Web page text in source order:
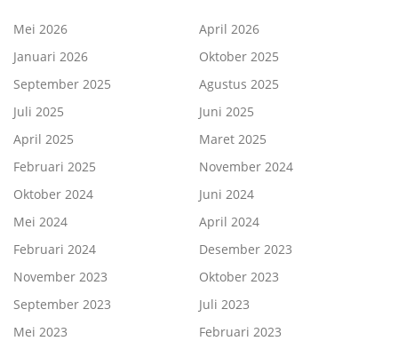
Mei 2026
April 2026
Januari 2026
Oktober 2025
September 2025
Agustus 2025
Juli 2025
Juni 2025
April 2025
Maret 2025
Februari 2025
November 2024
Oktober 2024
Juni 2024
Mei 2024
April 2024
Februari 2024
Desember 2023
November 2023
Oktober 2023
September 2023
Juli 2023
Mei 2023
Februari 2023